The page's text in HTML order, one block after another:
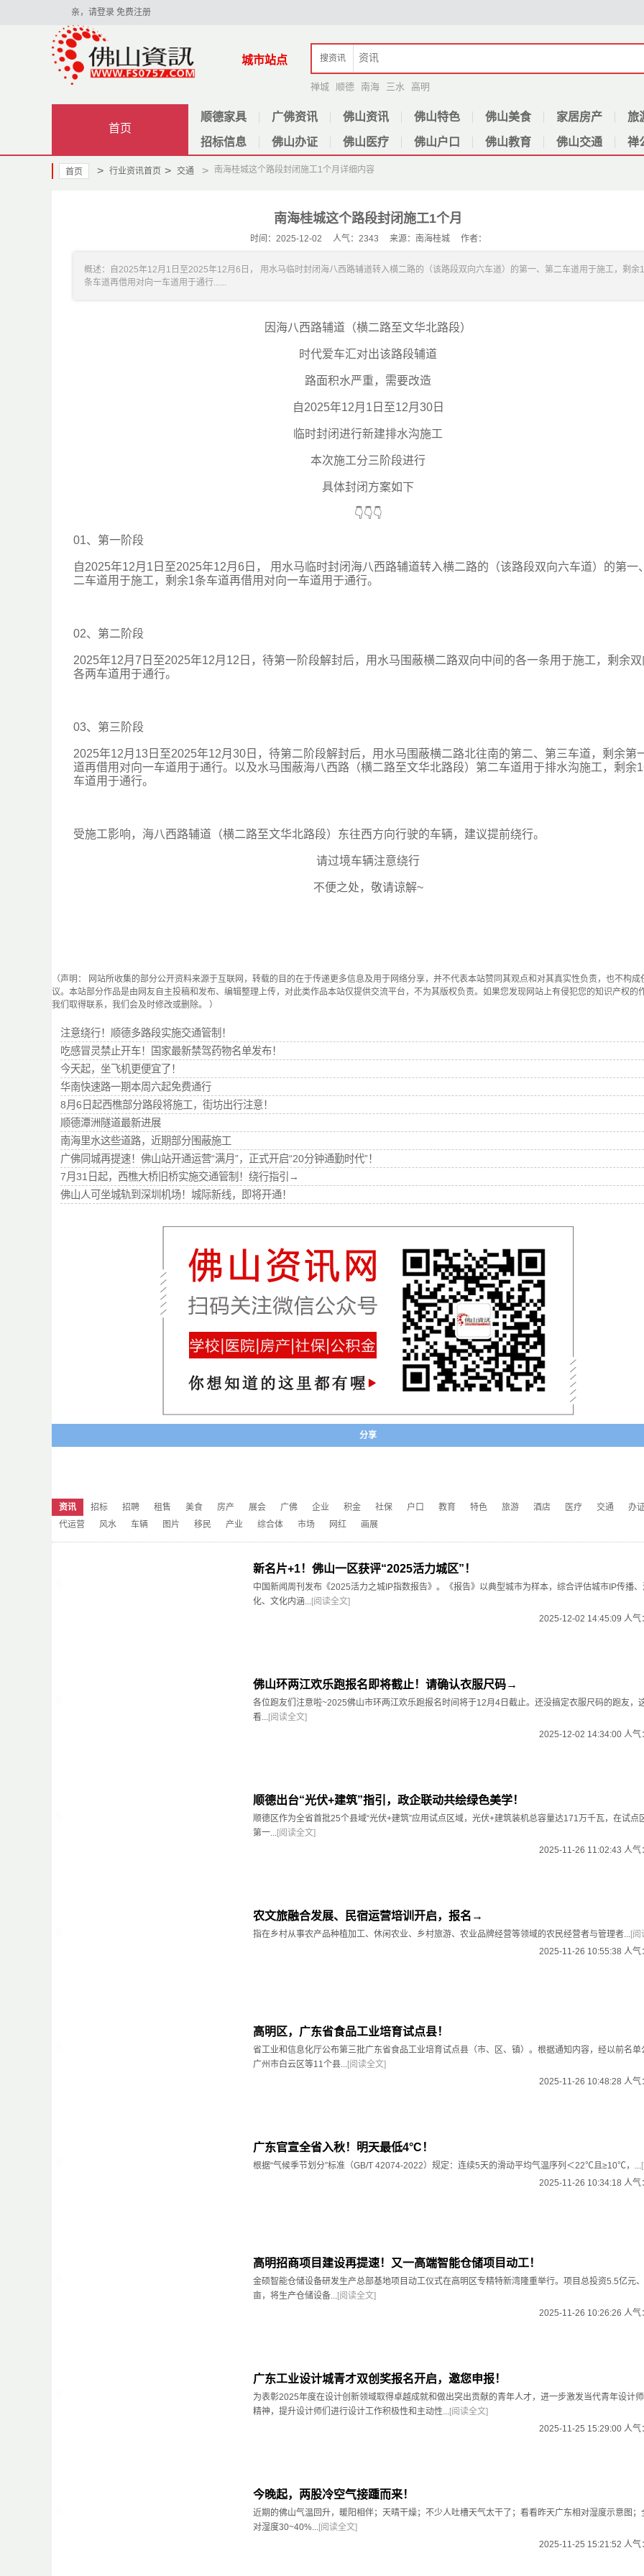
亲，请登录 免费注册
城市站点 搜资讯
禅城 顺德 南海 三水 高明
首页
顺德家具 广佛资讯 佛山资讯 佛山特色 佛山美食 家居房产 旅
招标信息 佛山办证 佛山医疗 佛山户口 佛山教育 佛山交通 禅
首页 > 行业资讯首页 > 交通 > 南海桂城这个路段封闭施工1个月 详细内容
南海桂城这个路段封闭施工1个月
时间：2025-12-02 人气：2343 来源：南海桂城 作者：
概述：自2025年12月1日至2025年12月6日， 用水马临时封闭海八西路辅道转入横二路的（该路段双向六车道）的第一、第二车道用于施工，剩余1
条车道再借用对向一车道用于通行......
因海八西路辅道（横二路至文华北路段）
时代爱车汇对出该路段辅道
路面积水严重，需要改造
自2025年12月1日至12月30日
临时封闭进行新建排水沟施工
本次施工分三阶段进行
具体封闭方案如下
👇👇👇
01、 第一阶段
自2025年12月1日至2025年12月6日， 用水马临时封闭海八西路辅道转入横二路的（该路段双向六车道）的第一
二车道用于施工，剩余1条车道再借用对向一车道用于通行。
02、 第二阶段
2025年12月7日至2025年12月12日，待第一阶段解封后，用水马围蔽横二路双向中间的各一条用于施工，剩余双
各两车道用于通行。
03、 第三阶段
2025年12月13日至2025年12月30日，待第二阶段解封后，用水马围蔽横二路北往南的第二、第三车道，剩余第
道再借用对向一车道用于通行。以及水马围蔽海八西路（横二路至文华北路段）第二车道用于排水沟施工，剩余
车道用于通行。
受施工影响，海八西路辅道（横二路至文华北路段）东往西方向行驶的车辆，建议提前绕行。
请过境车辆注意绕行
不便之处，敬请谅解~
（声明： 网站所收集的部分公开资料来源于互联网，转载的目的在于传递更多信息及用于网络分享，并不代表本站赞同其观点和对其真实性负责，也不构成
议。本站部分作品是由网友自主投稿和发布、编辑整理上传，对此类作品本站仅提供交流平台，不为其版权负责。如果您发现网站上有侵犯您的知识产权的
我们取得联系，我们会及时修改或删除。 ）
注意绕行！顺德多路段实施交通管制！
吃感冒灵禁止开车！国家最新禁驾药物名单发布！
今天起，坐飞机更便宜了！
华南快速路一期本周六起免费通行
8月6日起西樵部分路段将施工，街坊出行注意！
顺德潭洲隧道最新进展
南海里水这些道路，近期部分围蔽施工
广佛同城再提速！佛山站开通运营“满月”，正式开启“20分钟通勤时代”！
7月31日起，西樵大桥旧桥实施交通管制！绕行指引→
佛山人可坐城轨到深圳机场！城际新线，即将开通！
分享
资讯 招标 招聘 租售 美食 房产 展会 广佛 企业 积金 社保 户口 教育 特色 旅游 酒店 医疗 交通 办证
代运营
风水 车辆 图片 移民 产业 综合体 市场 网红 画展
新名片+1！佛山一区获评“2025活力城区”！
中国新闻周刊发布《2025活力之城IP指数报告》。《报告》以典型城市为样本，综合评估城市IP传播
化、文化内涵...[阅读全文]
2025-12-02 14:45:09 人气
佛山环两江欢乐跑报名即将截止！请确认衣服尺码→
各位跑友们注意啦~2025佛山市环两江欢乐跑报名时间将于12月4日截止。还没搞定衣服尺码的跑友，
看...[阅读全文]
2025-12-02 14:34:00 人气
顺德出台“光伏+建筑”指引，政企联动共绘绿色美学！
顺德区作为全省首批25个县域“光伏+建筑”应用试点区域，光伏+建筑装机总容量达171万千瓦，在试点
第一...[阅读全文]
2025-11-26 11:02:43 人气
农文旅融合发展、民宿运营培训开启，报名→
指在乡村从事农产品种植加工、休闲农业、乡村旅游、农业品牌经营等领域的农民经营者与管理者...[阅
2025-11-26 10:55:38 人气
高明区，广东省食品工业培育试点县！
省工业和信息化厅公布第三批广东省食品工业培育试点县（市、区、镇）。根据通知内容，经以前名单
广州市白云区等11个县...[阅读全文]
2025-11-26 10:48:28 人气
广东官宣全省入秋！明天最低4°C！
根据“气候季节划分”标准（GB/T 42074-2022）规定：连续5天的滑动平均气温序列＜22℃且≥10℃，...
2025-11-26 10:34:18 人气
高明招商项目建设再提速！又一高端智能仓储项目动工！
金硕智能仓储设备研发生产总部基地项目动工仪式在高明区专精特新湾隆重举行。项目总投资5.5亿元
亩，将生产仓储设备...[阅读全文]
2025-11-26 10:26:26 人气
广东工业设计城青才双创奖报名开启，邀您申报！
为表彰2025年度在设计创新领域取得卓越成就和做出突出贡献的青年人才，进一步激发当代青年设计
精神，提升设计师们进行设计工作积极性和主动性...[阅读全文]
2025-11-25 15:29:00 人气
今晚起，两股冷空气接踵而来！
近期的佛山气温回升，暖阳相伴；天晴干燥；不少人吐槽天气太干了；看看昨天广东相对湿度示意图；
对湿度30~40%...[阅读全文]
2025-11-25 15:21:52 人气